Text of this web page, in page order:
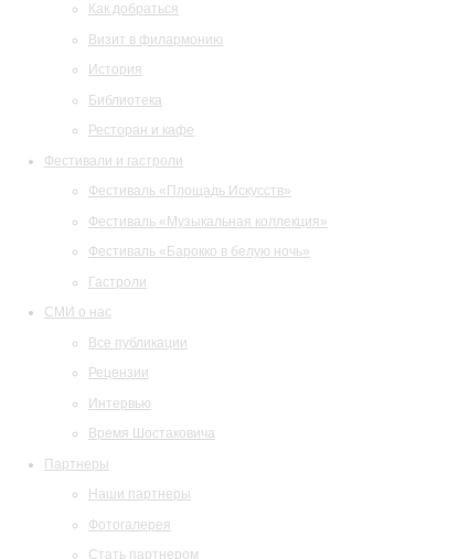
Как добраться
Визит в филармонию
История
Библиотека
Ресторан и кафе
Фестивали и гастроли
Фестиваль «Площадь Искусств»
Фестиваль «Музыкальная коллекция»
Фестиваль «Барокко в белую ночь»
Гастроли
СМИ о нас
Все публикации
Рецензии
Интервью
Время Шостаковича
Партнеры
Наши партнеры
Фотогалерея
Стать партнером